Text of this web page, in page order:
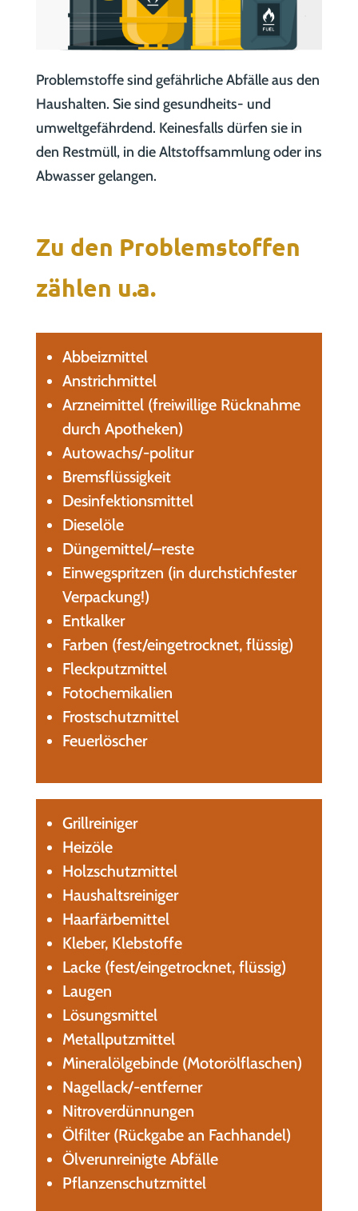
Problemstoffe sind gefährliche Abfälle aus den
Haushalten. Sie sind gesundheits- und
umweltgefährdend. Keinesfalls dürfen sie in
den Restmüll, in die Altstoffsammlung oder ins
Abwasser gelangen.
Zu den Problemstoffen
zählen u.a.
Abbeizmittel
Anstrichmittel
Arzneimittel (freiwillige Rücknahme
durch Apotheken)
Autowachs/-politur
Bremsflüssigkeit
Desinfektionsmittel
Dieselöle
Düngemittel/–reste
Einwegspritzen (in durchstichfester
Verpackung!)
Entkalker
Farben (fest/eingetrocknet, flüssig)
Fleckputzmittel
Fotochemikalien
Frostschutzmittel
Feuerlöscher
Grillreiniger
Heizöle
Holzschutzmittel
Haushaltsreiniger
Haarfärbemittel
Kleber, Klebstoffe
Lacke (fest/eingetrocknet, flüssig)
Laugen
Lösungsmittel
Metallputzmittel
Mineralölgebinde (Motorölflaschen)
Nagellack/-entferner
Nitroverdünnungen
Ölfilter (Rückgabe an Fachhandel)
Ölverunreinigte Abfälle
Pflanzenschutzmittel